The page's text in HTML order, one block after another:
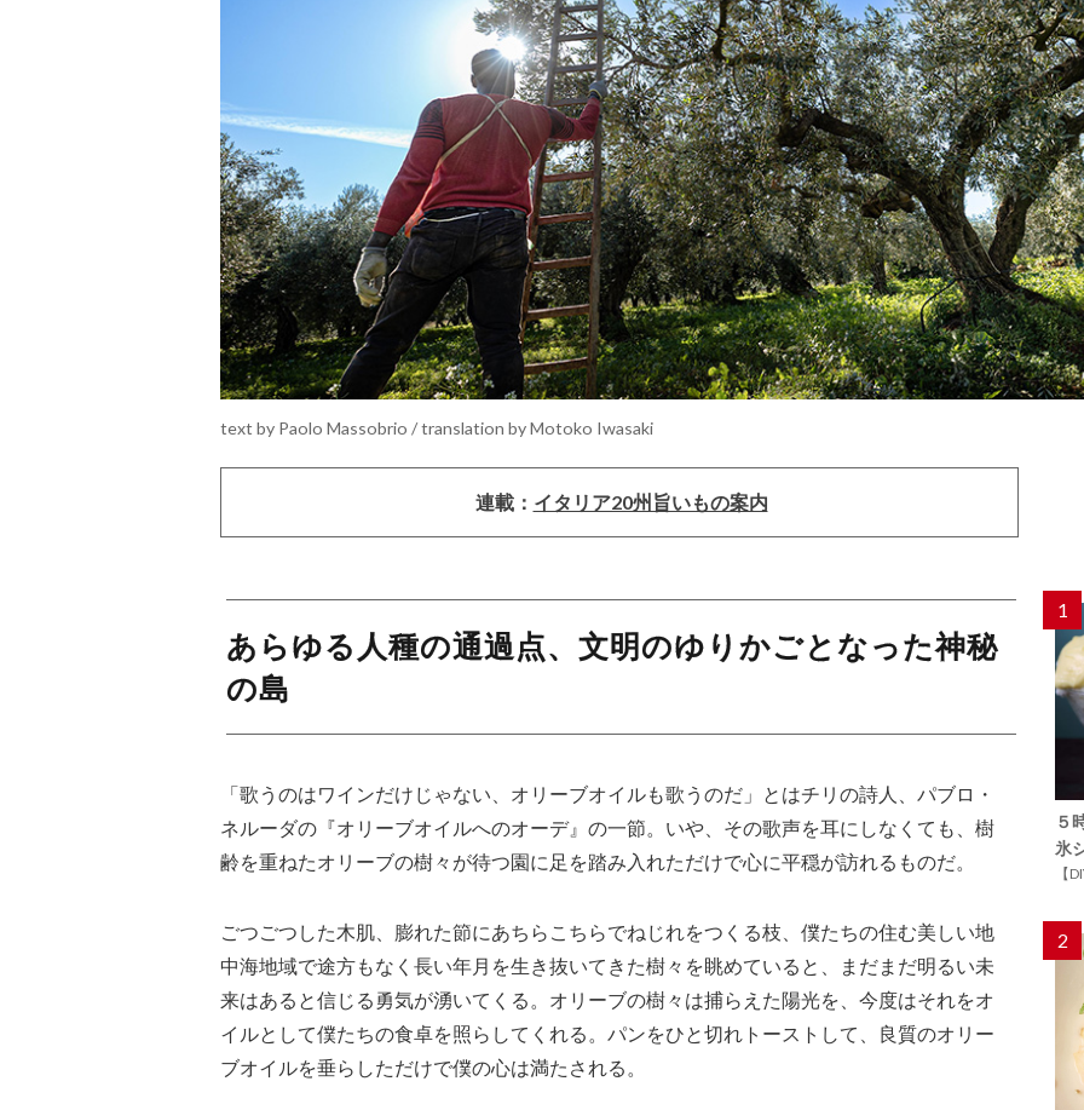
text by Paolo Massobrio / translation by Motoko Iwasaki
連載： イタリア20州旨いもの案内
あらゆる人種の通過点、文明のゆりかごとなった神秘
の島
「歌うのはワインだけじゃない、オリーブオイルも歌うのだ」とはチリの詩人、パブロ・
ネルーダの『オリーブオイルへのオーデ』の一節。いや、その歌声を耳にしなくても、樹
齢を重ねたオリーブの樹々が待つ園に足を踏み入れただけで心に平穏が訪れるものだ。
ごつごつした木肌、膨れた節にあちらこちらでねじれをつくる枝、僕たちの住む美しい地
中海地域で途方もなく長い年月を生き抜いてきた樹々を眺めていると、まだまだ明るい未
来はあると信じる勇気が湧いてくる。オリーブの樹々は捕らえた陽光を、今度はそれをオ
イルとして僕たちの食卓を照らしてくれる。パンをひと切れトーストして、良質のオリー
ブオイルを垂らしただけで僕の心は満たされる。
1
５
氷
【
2